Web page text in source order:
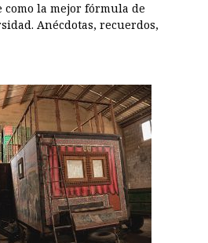
como la mejor fórmula de
Anécdotas, recuerdos,